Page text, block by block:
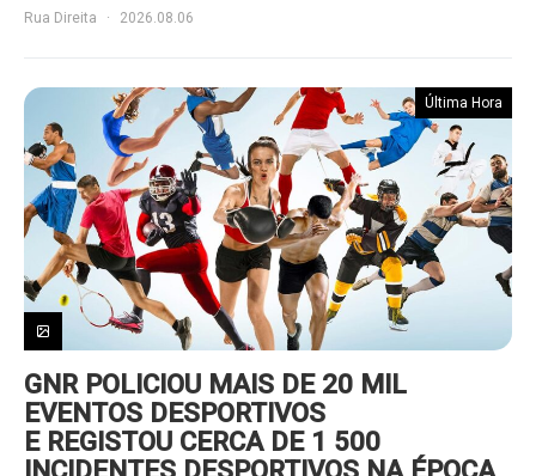
Rua Direita 2026.08.06
Última Hora
GNR POLICIOU MAIS DE 20 MIL
EVENTOS DESPORTIVOS
E REGISTOU CERCA DE 1 500